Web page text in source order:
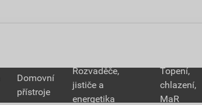
Domovní
přístroje
Rozvaděče,
jističe a
energetika
Topení,
chlazení,
MaR